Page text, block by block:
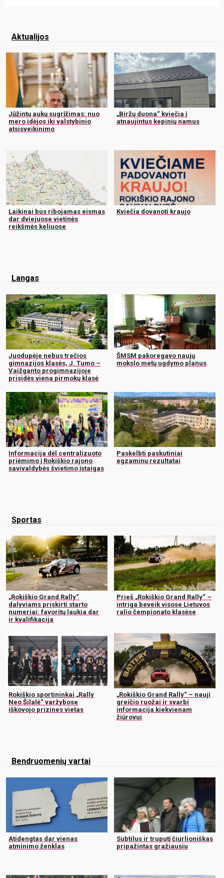
Aktualijos
Jūžintų aukų sugrįžimas: nuo
mero idėjos iki valstybinio
atsisveikinimo
„Biržų duona“ kviečia į
atnaujintus kepinių namus
Laikinai bus ribojamas eismas
dar dviejuose vietinės
reikšmės keliuose
Kviečia dovanoti kraujo
Langas
Juodupėje nebus trečios
gimnazijos klasės, J. Tumo –
Vaižganto progimnazijoje
prisidės viena pirmokų klasė
ŠMSM pakoregavo naujų
mokslo metų ugdymo planus
Informacija dėl centralizuoto
priėmimo į Rokiškio rajono
savivaldybės švietimo įstaigas
Paskelbti paskutiniai
egzaminų rezultatai
Sportas
„Rokiškio Grand Rally“
dalyviams priskirti starto
numeriai: favoritų laukia dar
ir kvalifikacija
Prieš „Rokiškio Grand Rally“ –
intriga beveik visose Lietuvos
ralio čempionato klasėse
Rokiškio sportininkai „Rally
Neo Šilalė“ varžybose
iškovojo prizines vietas
„Rokiškio Grand Rally“ – nauji
greičio ruožai ir svarbi
informacija kiekvienam
žiūrovui
Bendruomenių vartai
Atidengtas dar vienas
atminimo ženklas
Subtilus ir truputį čiurlioniškas
pripažintas gražiausiu